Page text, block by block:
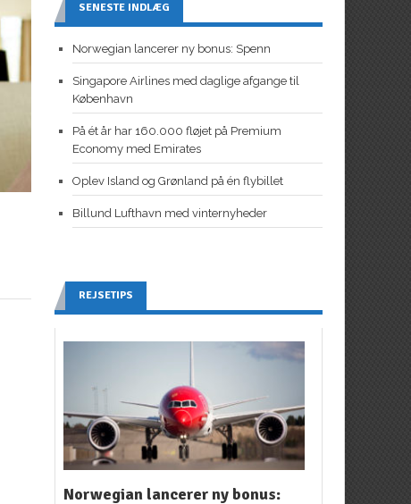
SENESTE INDLÆG
Norwegian lancerer ny bonus: Spenn
Singapore Airlines med daglige afgange til
København
På ét år har 160.000 fløjet på Premium
Economy med Emirates
Oplev Island og Grønland på én flybillet
Billund Lufthavn med vinternyheder
REJSETIPS
Norwegian lancerer ny bonus: